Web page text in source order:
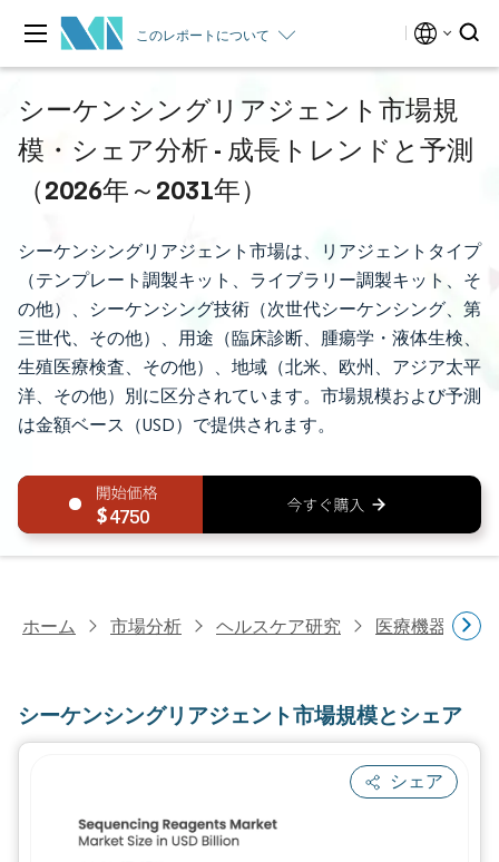
このレポートについて
シーケンシングリアジェント市場規
模・シェア分析 - 成長トレンドと予測
（2026年～2031年）
シーケンシングリアジェント市場は、リアジェントタイプ
（テンプレート調製キット、ライブラリー調製キット、そ
の他）、シーケンシング技術（次世代シーケンシング、第
三世代、その他）、用途（臨床診断、腫瘍学・液体生検、
生殖医療検査、その他）、地域（北米、欧州、アジア太平
洋、その他）別に区分されています。市場規模および予測
は金額ベース（USD）で提供されます。
4750
ホーム 市場分析 ヘルスケア研究 医療機器研究
シーケンシングリアジェント市場規模とシェア
シェア